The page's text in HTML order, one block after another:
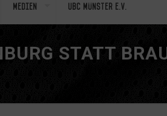
Medien UBC Münster e.V.
STATT